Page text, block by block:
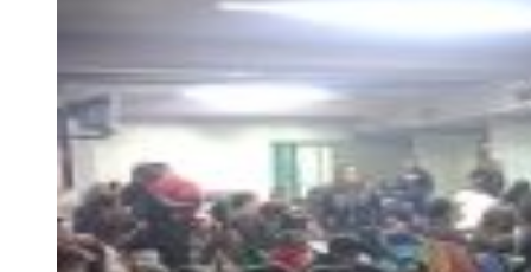
PROTAGONISTAS
EL NUEVE STREAMS
PROGRAMACIÓN
EN VIVO